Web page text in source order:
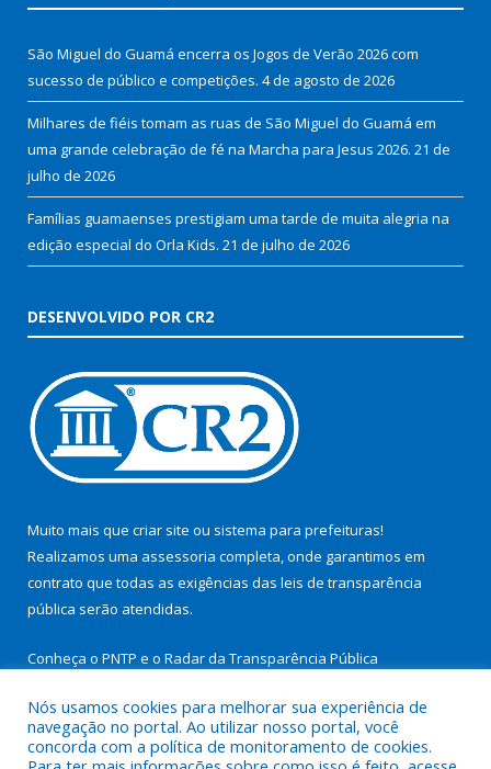
São Miguel do Guamá encerra os Jogos de Verão 2026 com
sucesso de público e competições. 4 de agosto de 2026
Milhares de fiéis tomam as ruas de São Miguel do Guamá em
uma grande celebração de fé na Marcha para Jesus 2026. 21 de
julho de 2026
Famílias guamaenses prestigiam uma tarde de muita alegria na
edição especial do Orla Kids. 21 de julho de 2026
DESENVOLVIDO POR CR2
Muito mais que criar site ou sistema para prefeituras!
Realizamos uma assessoria completa, onde garantimos em
contrato que todas as exigências das leis de transparência
pública serão atendidas.
Conheça o PNTP e o Radar da Transparência Pública
Nós usamos cookies para melhorar sua experiência de
navegação no portal. Ao utilizar nosso portal, você
concorda com a política de monitoramento de cookies.